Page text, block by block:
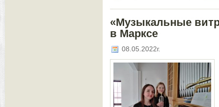
«Музыкальные
в Марксе
08.05.2022г.